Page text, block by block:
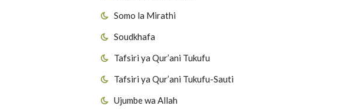
Somo la Mirathi
Soudkhafa
Tafsiri ya Qur’ani Tukufu
Tafsiri ya Qur’ani Tukufu-Sauti
Ujumbe wa Allah